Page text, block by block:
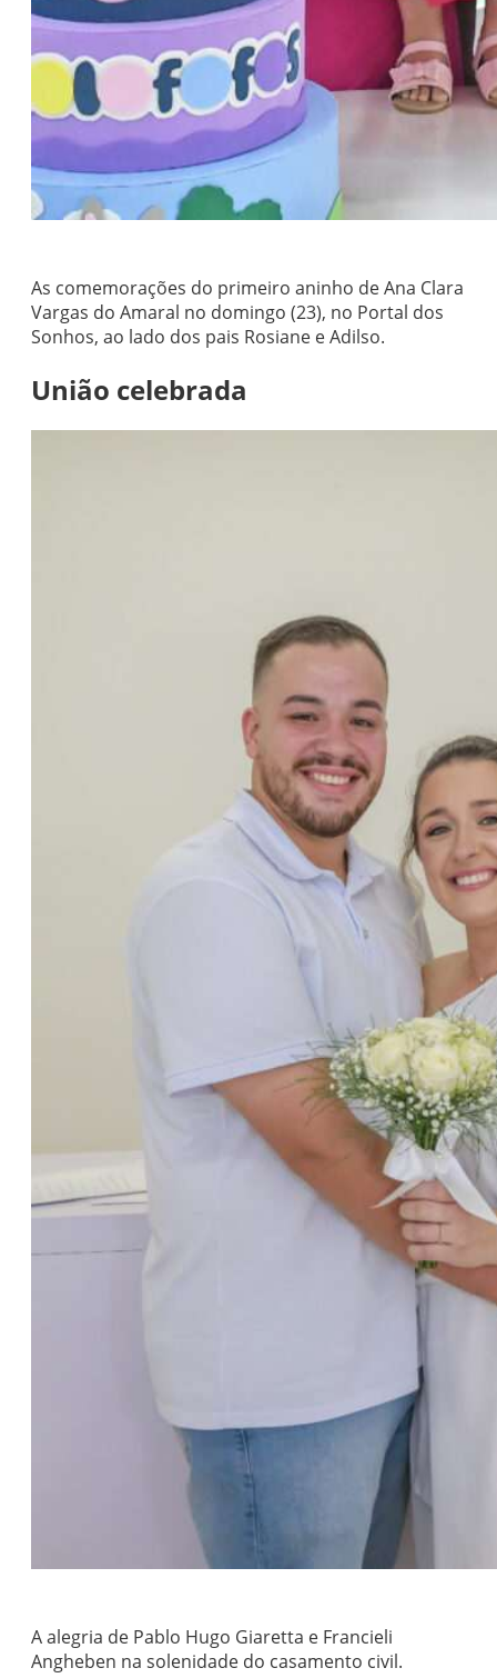
As comemorações do primeiro aninho de Ana Clara
Vargas do Amaral no domingo (23), no Portal dos
Sonhos, ao lado dos pais Rosiane e Adilso.
União celebrada
A alegria de Pablo Hugo Giaretta e Francieli
Angheben na solenidade do casamento civil.